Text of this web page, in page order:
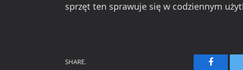
sprzęt ten sprawuje się w codziennym
SHARE.